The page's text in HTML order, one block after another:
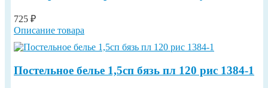
725 ₽
Описание товара
Постельное белье 1,5сп бязь пл 120 рис 1384-1